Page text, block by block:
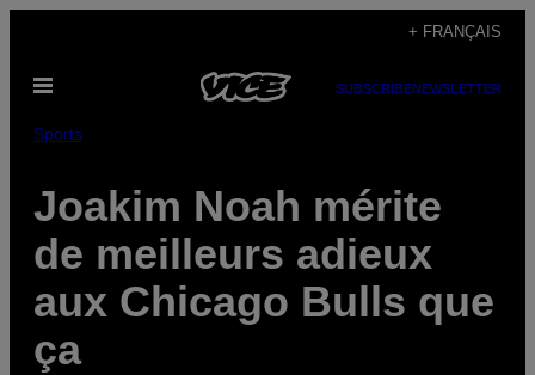
content
+ FRANÇAIS
Open
SUBSCRIBENEWSLETTER
Sports
Joakim Noah mérite
de meilleurs adieux
aux Chicago Bulls que
ça